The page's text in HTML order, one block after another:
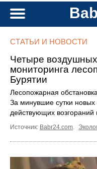
СТАТЬИ И НОВОСТИ
Четыре
мониторинга
Бурятии
Лесопожарная
За минувшие сутки новых
действующих возгораний
Источник: Babr24.com.